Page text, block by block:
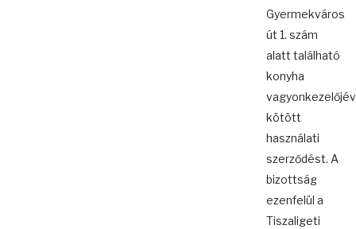
Gyermekváros
út 1. szám
alatt található
konyha
kötött
használati
szerződést. A
bizottság
ezenfelül a
Tiszaligeti